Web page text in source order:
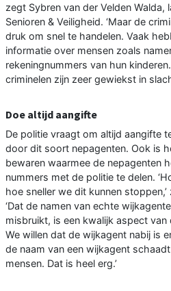
zegt Sybren van der Velden Walda,
Senioren & Veiligheid. ‘Maar de
druk om snel te handelen. Vaak
informatie over mensen zoals
rekeningnummers van hun
criminelen zijn zeer gewiekst in
Doe altijd aangifte
De politie vraagt om altijd aangifte
door dit soort nepagenten. Ook is
bewaren waarmee de nepagenten
nummers met de politie te delen.
hoe sneller we dit kunnen
‘Dat de namen van echte
misbruikt, is een kwalijk aspect
We willen dat de wijkagent nabij is
de naam van een wijkagent
mensen. Dat is heel erg.’